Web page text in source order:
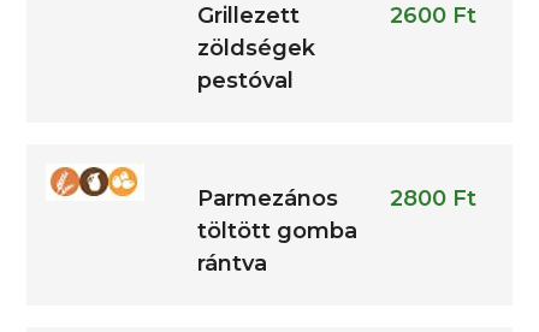
Grillezett
zöldségek
pestóval
2600 Ft
Parmezános
töltött gomba
rántva
2800 Ft